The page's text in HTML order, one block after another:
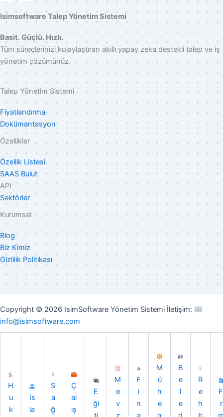
Isimsoftware Talep Yönetim Sistemi
Basit. Güçlü. Hızlı.
Tüm süreçlerinizi kolaylaştıran akıllı yapay zeka destekli talep ve iş
yönetim çözümünüz.
Talep Yönetim Sistemi
Fiyatlandırma
Dokümantasyon
Özellikler
Özellik Listesi
SAAS Bulut
API
Sektörler
Kurumsal
Blog
Biz Kimiz
Gizlilik Politikası
Copyright © 2026 IsimSoftware Yönetim Sistemi İletişim:
info@isimsoftware.com
H
u
k
İs
la
S
a
ğ
Ç
al
ış
E
ği
M
e
v
F
i
n
M
ü
h
e
B
e
l
e
R
e
h
r